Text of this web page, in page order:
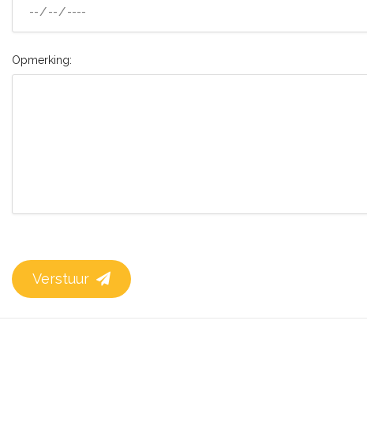
Opmerking:
Verstuur